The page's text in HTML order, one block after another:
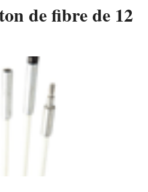
de fibre de 12